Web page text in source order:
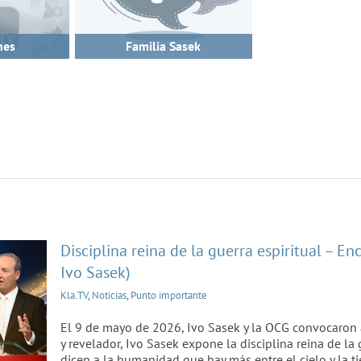
Familia Sasek
Disciplina reina de la guerra espiritual –
Ivo Sasek)
Kla.TV, Noticias, Punto importante
El 9 de mayo de 2026, Ivo Sasek y la OCG
y revelador, Ivo Sasek expone la disciplina reina de